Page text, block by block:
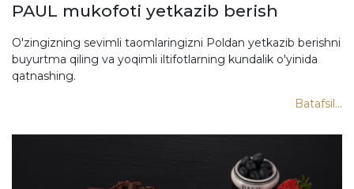
PAUL mukofoti yetkazib berish
O'zingizning sevimli taomlaringizni Poldan yetkazib berishni
buyurtma qiling va yoqimli iltifotlarning kundalik o'yinida
qatnashing.
Batafsil...